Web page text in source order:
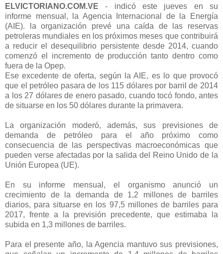
ELVICTORIANO.COM.VE - indicó este jueves en su
informe mensual, la Agencia Internacional de la Energía
(AIE). la organización prevé una caída de las reservas
petroleras mundiales en los próximos meses que contribuirá
a reducir el desequilibrio persistente desde 2014, cuando
comenzó el incremento de producción tanto dentro como
fuera de la Opep.
Ese excedente de oferta, según la AIE, es lo que provocó
que el petróleo pasara de los 115 dólares por barril de 2014
a los 27 dólares de enero pasado, cuando tocó fondo, antes
de situarse en los 50 dólares durante la primavera.
La organización moderó, además, sus previsiones de
demanda de petróleo para el año próximo como
consecuencia de las perspectivas macroeconómicas que
pueden verse afectadas por la salida del Reino Unido de la
Unión Europea (UE).
En su informe mensual, el organismo anunció un
crecimiento de la demanda de 1,2 millones de barriles
diarios, para situarse en los 97,5 millones de barriles para
2017, frente a la previsión precedente, que estimaba la
subida en 1,3 millones de barriles.
Para el presente año, la Agencia mantuvo sus previsiones,